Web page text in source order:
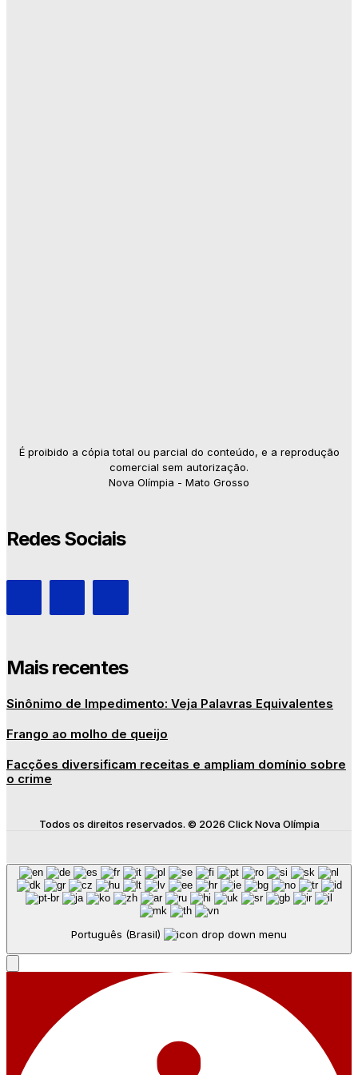
É proibido a cópia total ou parcial do conteúdo, e a reprodução
comercial sem autorização.
Nova Olímpia - Mato Grosso
Redes Sociais
Mais recentes
Sinônimo de Impedimento: Veja Palavras Equivalentes
Frango ao molho de queijo
Facções diversificam receitas e ampliam domínio sobre
o crime
Todos os direitos reservados. © 2026 Click Nova Olímpia
Português (Brasil)